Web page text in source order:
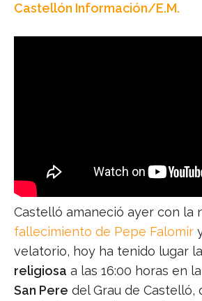
Castellón Información/E.M.
Castelló amaneció ayer con la
fallecimiento de Pepe Falomir
velatorio, hoy ha tenido lugar la
religiosa a las 16:00 horas en la
San Pere del Grau de Castelló,